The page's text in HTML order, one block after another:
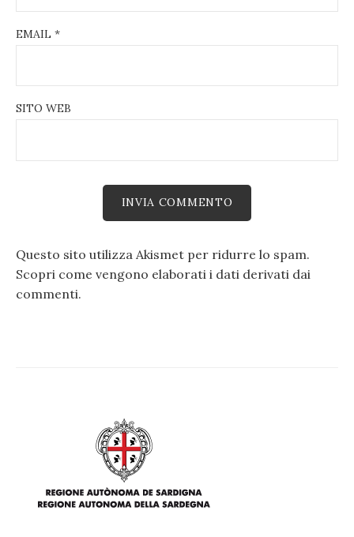
EMAIL *
SITO WEB
Questo sito utilizza Akismet per ridurre lo spam.
Scopri come vengono elaborati i dati derivati dai
commenti.